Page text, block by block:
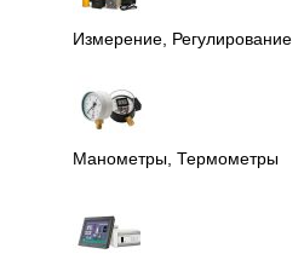
Измерение, Регулирование
Манометры, Термометры